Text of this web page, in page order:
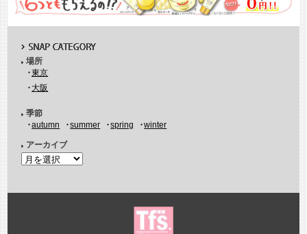
場所
東京
大阪
季節
autumn
summer spring winter
アーカイブ